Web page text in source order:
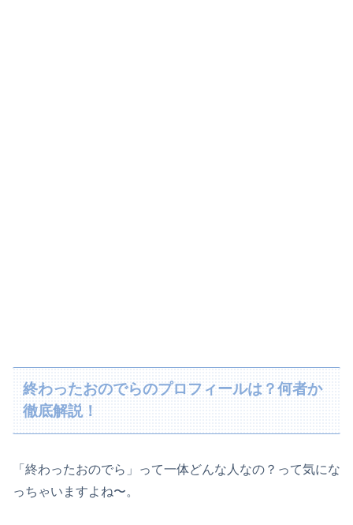
終わったおのでらのプロフィールは？何者か
徹底解説！
「終わったおのでら」って一体どんな人なの？って気にな
っちゃいますよね〜。